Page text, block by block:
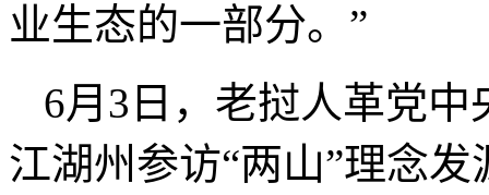
业生态的一部分。”
6月3日，老挝人革党
江湖州参访“两山”理念